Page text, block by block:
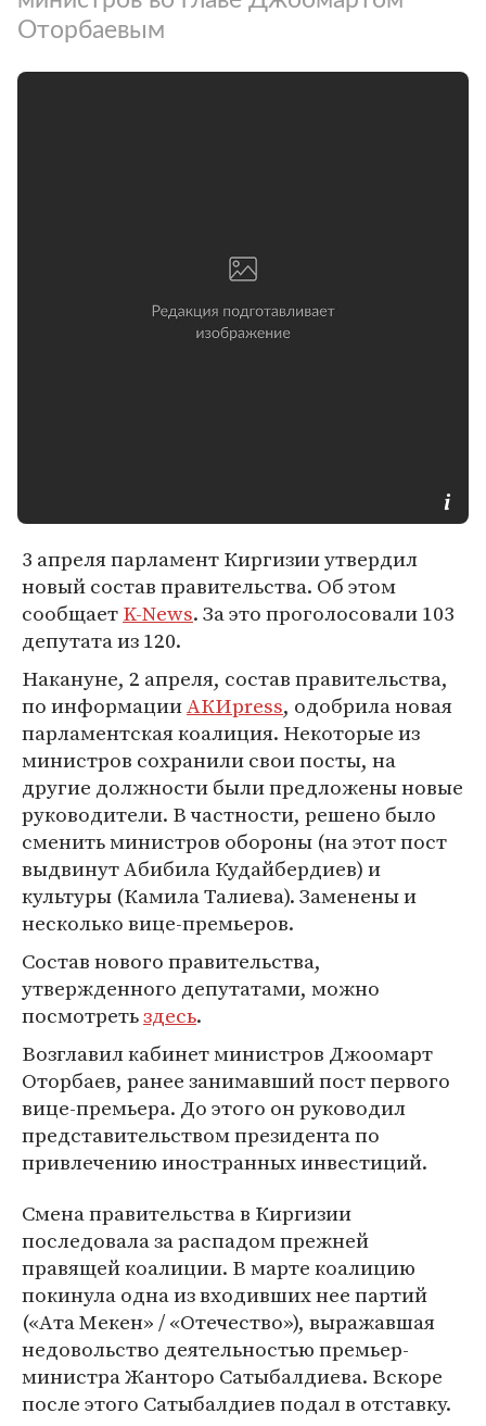
Оторбаевым
3 апреля парламент Киргизии утвердил
новый состав правительства. Об этом
сообщаетK-News. За это проголосовали 103
депутата из 120.
Накануне, 2 апреля, состав правительства,
по информацииАКИpress, одобрила новая
парламентская коалиция. Некоторые из
министров сохранили свои посты, на
другие должности были предложены новые
руководители. В частности, решено было
сменить министров обороны (на этот пост
выдвинут Абибила Кудайбердиев) и
культуры (Камила Талиева). Заменены и
несколько вице-премьеров.
Состав нового правительства,
утвержденного депутатами, можно
посмотретьздесь.
Возглавил кабинет министров Джоомарт
Оторбаев, ранее занимавший пост первого
вице-премьера. До этого он руководил
представительством президента по
привлечению иностранных инвестиций.
Смена правительства в Киргизии
последовала за распадом прежней
правящей коалиции. В марте коалицию
покинула одна из входивших нее партий
(«Ата Мекен» / «Отечество»), выражавшая
недовольство деятельностью премьер-
министра Жанторо Сатыбалдиева. Вскоре
после этого Сатыбалдиев подал в отставку.